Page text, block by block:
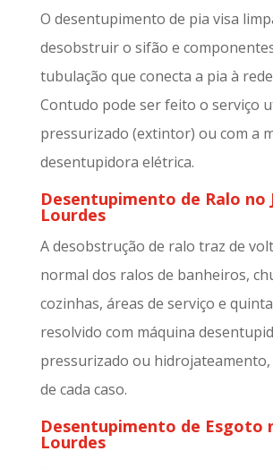
O desentupimento de pia visa
desobstruir o sifão e
tubulação que conecta a pia à
Contudo pode ser feito o serviço
pressurizado (extintor) ou com a
desentupidora elétrica.
Desentupimento de Ralo no
Lourdes
A desobstrução de ralo traz de
normal dos ralos de banheiros,
cozinhas, áreas de serviço e
resolvido com máquina
pressurizado ou
de cada caso.
Desentupimento de Esgoto
Lourdes